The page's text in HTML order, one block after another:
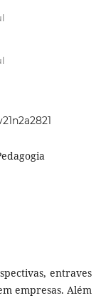
entraves
empresas. Além